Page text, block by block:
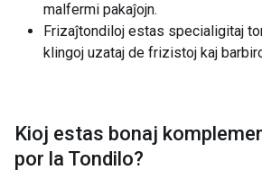
malfermi pakaĵojn.
Frizaĵtondiloj estas specialigitaj
klingoj uzataj de frizistoj kaj
Kioj estas bonaj
por la Tondilo?